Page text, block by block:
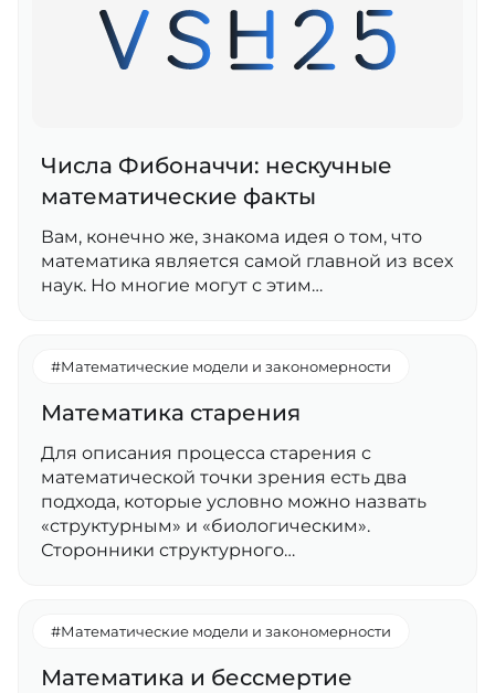
Числа Фибоначчи: нескучные
математические факты
Вам, конечно же, знакома идея о том, что
математика является самой главной из всех
наук. Но многие могут с этим…
#Математические модели и закономерности
Математика старения
Для описания процесса старения с
математической точки зрения есть два
подхода, которые условно можно назвать
«структурным» и «биологическим».
Сторонники структурного…
#Математические модели и закономерности
Математика и бессмертие